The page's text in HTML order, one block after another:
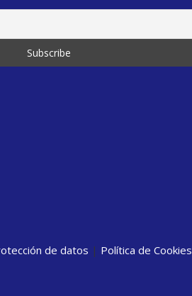
de datos | Política de Cookies